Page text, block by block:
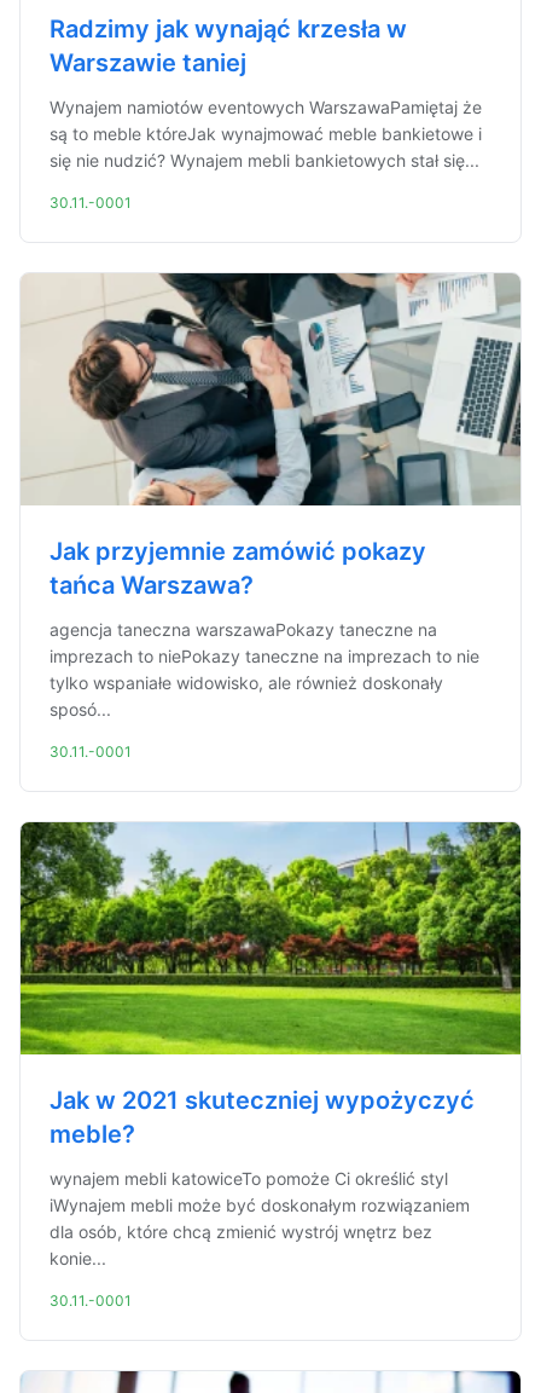
Radzimy jak wynająć krzesła w
Warszawie taniej
Wynajem namiotów eventowych WarszawaPamiętaj że
są to meble któreJak wynajmować meble bankietowe i
się nie nudzić? Wynajem mebli bankietowych stał się...
30.11.-0001
Jak przyjemnie zamówić pokazy
tańca Warszawa?
agencja taneczna warszawaPokazy taneczne na
imprezach to niePokazy taneczne na imprezach to nie
tylko wspaniałe widowisko, ale również doskonały
sposó...
30.11.-0001
Jak w 2021 skuteczniej wypożyczyć
meble?
wynajem mebli katowiceTo pomoże Ci określić styl
iWynajem mebli może być doskonałym rozwiązaniem
dla osób, które chcą zmienić wystrój wnętrz bez
konie...
30.11.-0001